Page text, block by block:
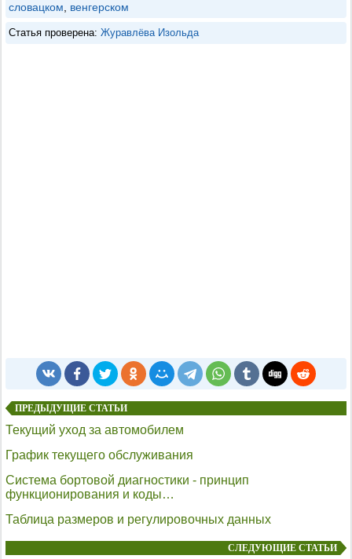
словацком
венгерском
Статья проверена: Журавлёва Изольда
ПРЕДЫДУЩИЕ СТАТЬИ
Текущий уход за автомобилем
График текущего обслуживания
Система бортовой диагностики - принцип
функционирования и коды…
Таблица размеров и регулировочных данных
СЛЕДУЮЩИЕ СТАТЬИ